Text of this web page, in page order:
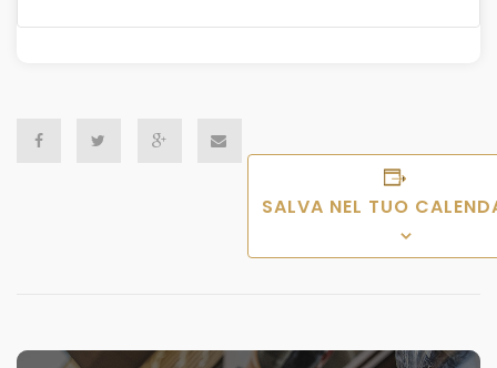
SALVA NEL TUO